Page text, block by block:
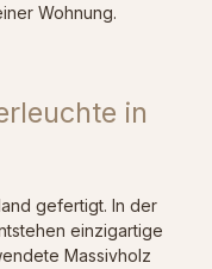
Wohnung.
in
gefertigt. In der
einzigartige
Massivholz